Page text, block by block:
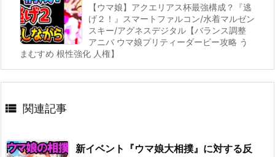
【ウマ娘】アクエリアス杯最強構成？『逃
げ２！』スマートファルコン/水着マルゼン
スキー/アグネスデジタル【バランス調整
アニバ ウマ娘プリティーダービー攻略 う
まむすめ 根性強化 人権】
 関連記事
新イベント『ウマ娘大相撲』に対する反